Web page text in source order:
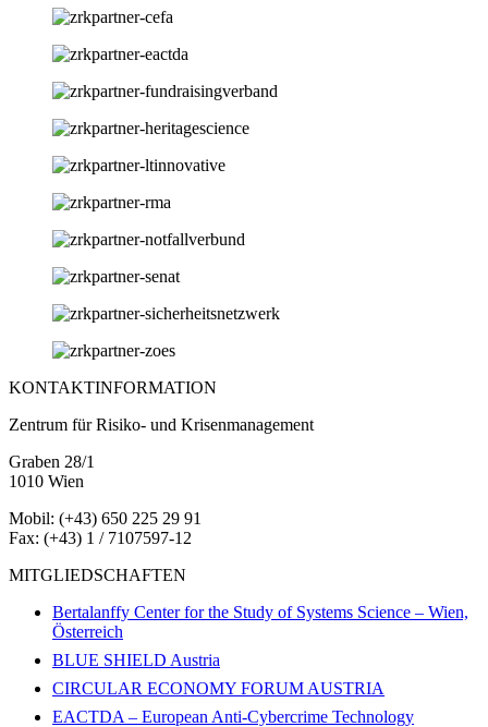
KONTAKTINFORMATION
Zentrum für Risiko- und Krisenmanagement
Graben 28/1
1010 Wien
Mobil: (+43) 650 225 29 91
Fax: (+43) 1 / 7107597-12
MITGLIEDSCHAFTEN
Bertalanffy Center for the Study of Systems Science – Wien,
Österreich
BLUE SHIELD Austria
CIRCULAR ECONOMY FORUM AUSTRIA
EACTDA – European Anti-Cybercrime Technology